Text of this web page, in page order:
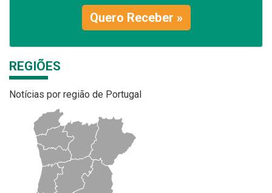
Quero Receber »
REGIÕES
Notícias por região de Portugal